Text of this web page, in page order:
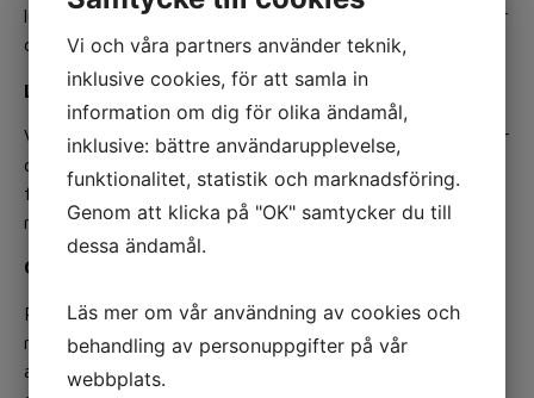
luftfuktighetsförändringar, vilket kan orsaka små rörelser
och ljud.
Lackade och målade ytor
Vår lack och färg ger trappan ett starkt skydd mot repor
och fläckar. Städning bör ske med torra metoder, och
fläckar tas bort med en lätt fuktad trasa och milt
rengöringsmedel.
Oljade ytor
Rengör oljade ytor med en lätt fuktad trasa och milt
rengöringsmedel med neutralt pH. Undvik starka,
alkaliska medel. Bona slitytorna några gånger om året
Vi och våra partners använder teknik,
inklusive cookies, för att samla in
information om dig för olika ändamål,
inklusive: bättre användarupplevelse,
funktionalitet, statistik och marknadsföring.
Genom att klicka på "OK" samtycker du till
dessa ändamål.
Läs mer om vår användning av cookies och
behandling av personuppgifter på vår
webbplats.